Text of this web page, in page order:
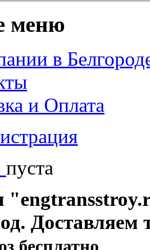
меню
в
и Оплата
пуста
бесплатно